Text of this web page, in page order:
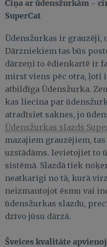
Cīņa ar ūdensžurkām -
SuperCat
Ūdensžurkas ir grauzēji,
Dārzniekiem tas būs
dārzeņi to ēdienkartē ir
mirst viens pēc otra, ļoti
atbildīga Ūdensžurka.
kas liecina par
atradīsiet saknes, jo
Ūdensžurkas slazds
mazajiem grauzējiem,
uzstādāms. Ievietojiet to
sistēmā. Slazdā tiek
neatkarīgi no tā, kurā
neizmantojot ēsmu vai
ūdensžurkas slazdu,
dzīvo jūsu dārzā.
Šveices kvalitāte